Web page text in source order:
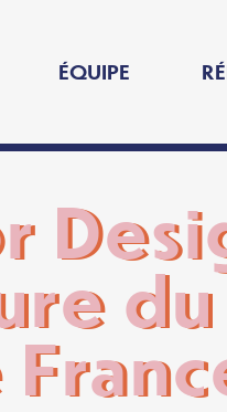
ÉQUIPE